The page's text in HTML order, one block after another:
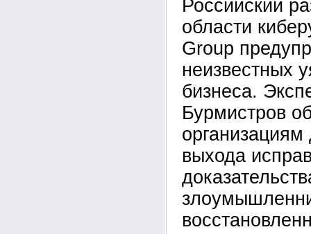
Российский
области
Group
неизвестных
бизнеса.
Бурмистров
организациям
выхода